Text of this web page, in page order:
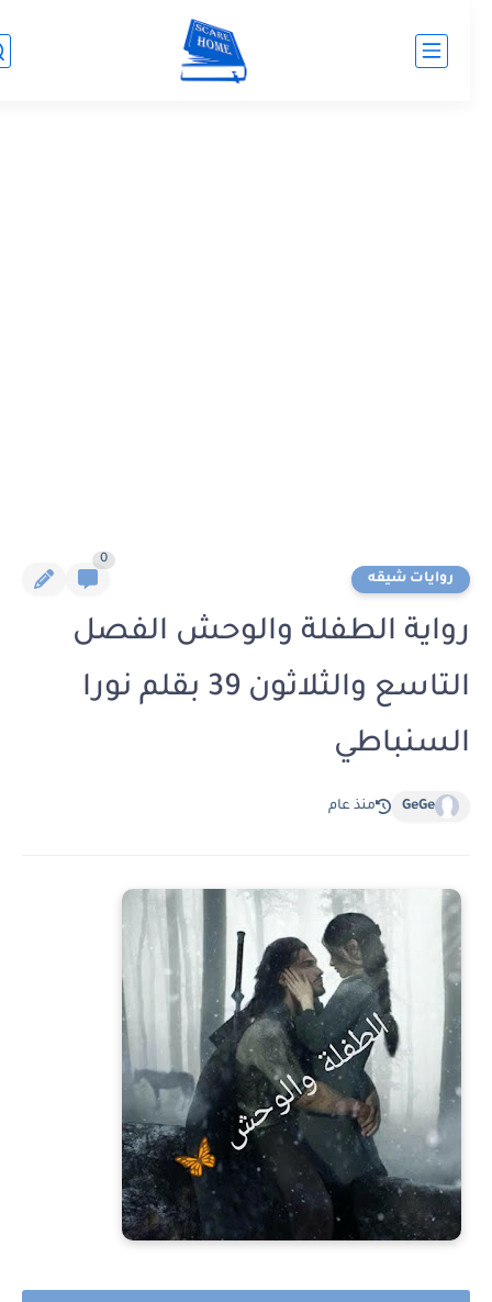
روايات شيقه
رواية الطفلة والوحش الفصل
التاسع والثلاثون 39 بقلم نورا
السنباطي
GeGe منذ عام